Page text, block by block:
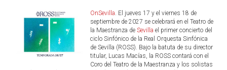
OnSevilla. El jueves 17 y el viernes 18 de
septiembre de 2027 se celebrará en el Teatro de
la Maestranza de Sevilla el primer concierto del
ciclo Sinfónico de la Real Orquesta Sinfónica
de Sevilla (ROSS). Bajo la batuta de su director
titular, Lucas Macías, la ROSS contará con el
Coro del Teatro de la Maestranza y los solistas